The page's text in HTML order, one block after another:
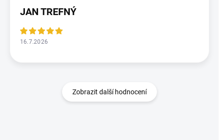
JAN TREFNÝ
16.7.2026
Zobrazit další hodnocení